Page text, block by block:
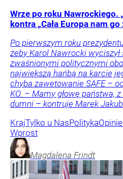
Wrze po roku Nawrockiego.
kontra „Cała Europa nam
Po pierwszym roku
żeby Karol Nawrocki
zwaśnionymi politycznymi
największą hańbą na karcie
chyba zawetowanie SAFE –
KO. – Mamy głowę państwa,
dumni – kontruje Marek
KrajTylko u NasPolityka
Wprost
Magdalena Frindt